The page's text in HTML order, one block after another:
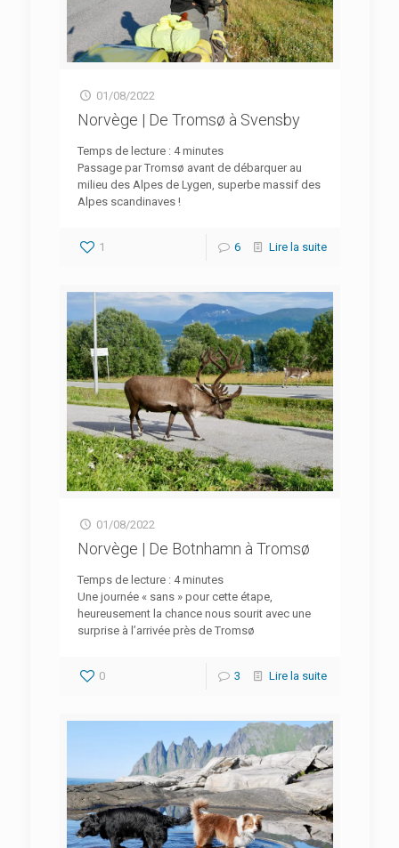
01/08/2022
Norvège | De Tromsø à Svensby
Temps de lecture : 4 minutes
Passage par Tromsø avant de débarquer au
milieu des Alpes de Lygen, superbe massif des
Alpes scandinaves !
1 6 Lire la suite
01/08/2022
Norvège | De Botnhamn à Tromsø
Temps de lecture : 4 minutes
Une journée « sans » pour cette étape,
heureusement la chance nous sourit avec une
surprise à l’arrivée près de Tromsø
0 3 Lire la suite